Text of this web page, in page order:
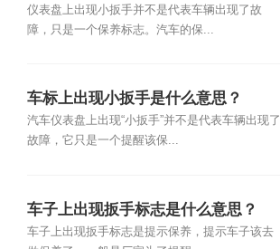
仪表盘上出现小扳手并不是代表车辆出现了故
障，只是一个保养标志。汽车的保...
车标上出现小扳手是什么意思？
汽车仪表盘上出现“小扳手”并不是代表车辆出现了
故障，它只是一个提醒该保...
车子上出现扳手标志是什么意思？
车子上出现扳手标志是提示保养，提示车子该去